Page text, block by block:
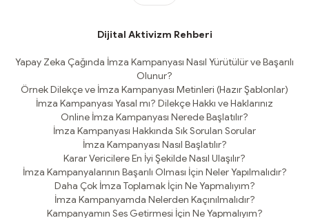
Dijital Aktivizm Rehberi
Yapay Zeka Çağında İmza Kampanyası Nasıl Yürütülür ve Başarılı
Olunur?
Örnek Dilekçe ve İmza Kampanyası Metinleri (Hazır Şablonlar)
İmza Kampanyası Yasal mı? Dilekçe Hakkı ve Haklarınız
Online İmza Kampanyası Nerede Başlatılır?
İmza Kampanyası Hakkında Sık Sorulan Sorular
İmza Kampanyası Nasıl Başlatılır?
Karar Vericilere En İyi Şekilde Nasıl Ulaşılır?
İmza Kampanyalarının Başarılı Olması İçin Neler Yapılmalıdır?
Daha Çok İmza Toplamak İçin Ne Yapmalıyım?
İmza Kampanyamda Nelerden Kaçınılmalıdır?
Kampanyamın Ses Getirmesi İçin Ne Yapmalıyım?